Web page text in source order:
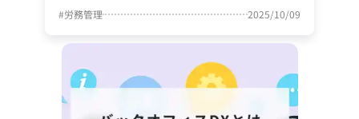
#労務管理 2025/10/09